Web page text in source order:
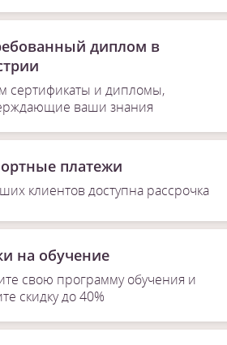
диплом в
сертификаты и дипломы,
ваши знания
платежи
клиентов доступна рассрочка
на обучение
свою программу обучения и
скидку до 40%